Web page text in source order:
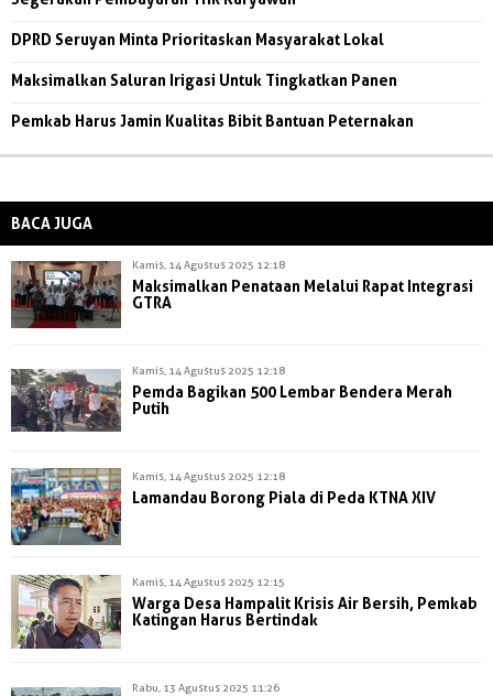
DPRD Seruyan Minta Prioritaskan Masyarakat Lokal
Maksimalkan Saluran Irigasi Untuk Tingkatkan Panen
Pemkab Harus Jamin Kualitas Bibit Bantuan Peternakan
BACA JUGA
Kamis, 14 Agustus 2025 12:18
Maksimalkan Penataan Melalui Rapat Integrasi
GTRA
Kamis, 14 Agustus 2025 12:18
Pemda Bagikan 500 Lembar Bendera Merah
Putih
Kamis, 14 Agustus 2025 12:18
Lamandau Borong Piala di Peda KTNA XIV
Kamis, 14 Agustus 2025 12:15
Warga Desa Hampalit Krisis Air Bersih, Pemkab
Katingan Harus Bertindak
Rabu, 13 Agustus 2025 11:26